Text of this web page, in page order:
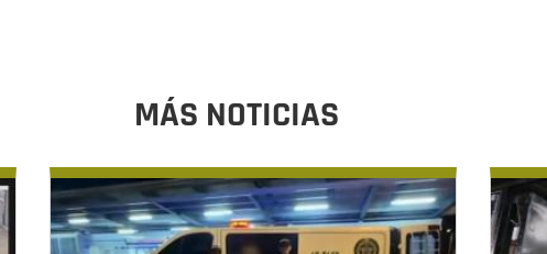
MÁS NOTICIAS